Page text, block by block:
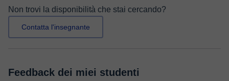
Non trovi la disponibilità che stai cercando?
Contatta l'insegnante
Feedback dei miei studenti